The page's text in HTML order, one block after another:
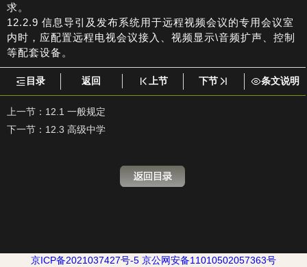
求。
12.2.9 信息导引及发布系统用于远程视频会议的专用会议室
内时，应配置远程电视会议接入、视频显示\音频扩声、控制
等配套设备。
目录 返回 上节 下节 条文说明
上一节： 12.1 一般规定
下一节： 12.3 高级中学
京ICP备2021037427号-5 京公网安备11010502057363号